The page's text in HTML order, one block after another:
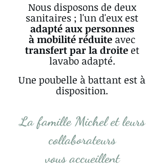
Nous disposons de deux
sanitaires ; l'un d'eux est
adapté aux personnes
à mobilité réduite avec
transfert par la droiteet
lavabo adapté.
Une poubelle à battant est à
disposition.
La famille Michel et leurs
collaborateurs
vous accueillent